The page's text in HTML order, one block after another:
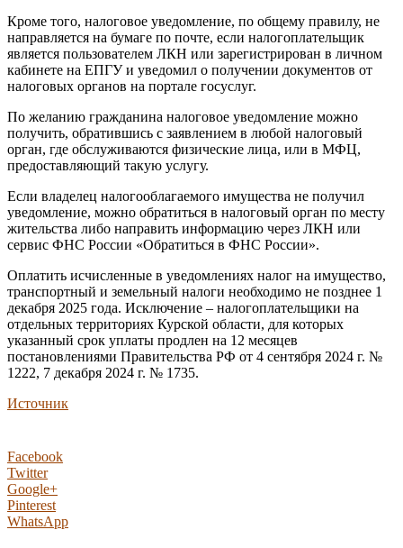
Кроме того, налоговое уведомление, по общему правилу, не
направляется на бумаге по почте, если налогоплательщик
является пользователем ЛКН или зарегистрирован в личном
кабинете на ЕПГУ и уведомил о получении документов от
налоговых органов на портале госуслуг.
По желанию гражданина налоговое уведомление можно
получить, обратившись с заявлением в любой налоговый
орган, где обслуживаются физические лица, или в МФЦ,
предоставляющий такую услугу.
Если владелец налогооблагаемого имущества не получил
уведомление, можно обратиться в налоговый орган по месту
жительства либо направить информацию через ЛКН или
сервис ФНС России «Обратиться в ФНС России».
Оплатить исчисленные в уведомлениях налог на имущество,
транспортный и земельный налоги необходимо не позднее 1
декабря 2025 года. Исключение – налогоплательщики на
отдельных территориях Курской области, для которых
указанный срок уплаты продлен на 12 месяцев
постановлениями Правительства РФ от 4 сентября 2024 г. №
1222, 7 декабря 2024 г. № 1735.
Источник
Facebook
Twitter
Google+
Pinterest
WhatsApp